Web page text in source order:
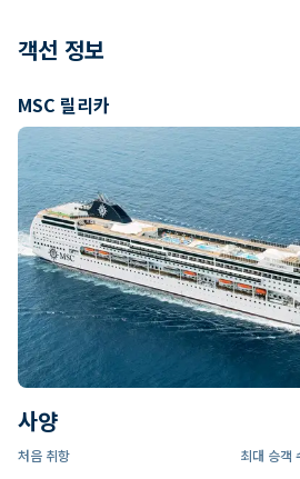
객선 정보
MSC 릴리카
사양
처음 취항 최대 승객